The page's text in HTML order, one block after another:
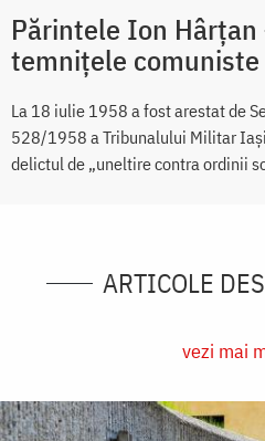
Părintele Ion
temnițele comuniste
La 18 iulie 1958 a fost arestat de
528/1958 a Tribunalului Militar
delictul de „uneltire contra ordinii
ARTICOLE
vezi mai